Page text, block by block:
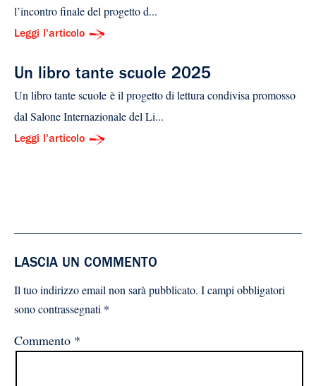
l’incontro finale del progetto d...
Leggi l'articolo
Un libro tante scuole 2025
Un libro tante scuole è il progetto di lettura condivisa promosso
dal Salone Internazionale del Li...
Leggi l'articolo
LASCIA UN COMMENTO
Il tuo indirizzo email non sarà pubblicato. I campi obbligatori
sono contrassegnati *
Commento *